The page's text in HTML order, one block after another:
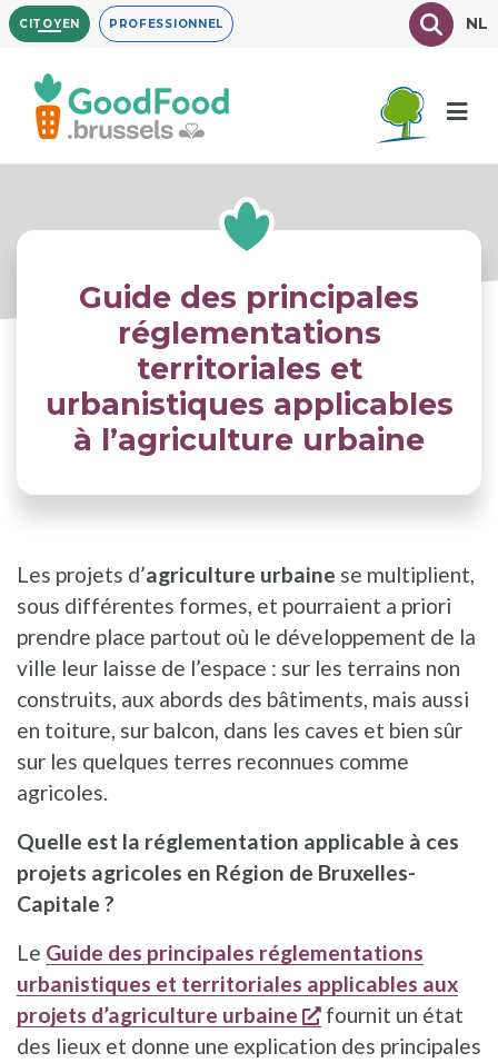
Aller
au
contenu
principal
CITOYEN PROFESSIONNEL TexteNL
Guide des principales
réglementations
territoriales et
urbanistiques applicables
à l’agriculture urbaine
Les projets d’agriculture urbaine se multiplient,
sous différentes formes, et pourraient a priori
prendre place partout où le développement de la
ville leur laisse de l’espace : sur les terrains non
construits, aux abords des bâtiments, mais aussi
en toiture, sur balcon, dans les caves et bien sûr
sur les quelques terres reconnues comme
agricoles.
Quelle est la réglementation applicable à ces
projets agricoles en Région de Bruxelles-
Capitale ?
Le Guide des principales réglementations
urbanistiques et territoriales applicables aux
projets d’agriculture urbaine
s'ouvre dans une
fournit un état
des lieux et donne une explication des principales